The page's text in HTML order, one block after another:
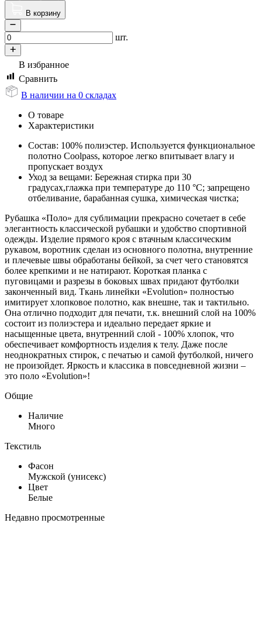
В корзину
шт.
В избранное
Сравнить
В наличии на 0 складах
О товаре
Характеристики
Состав: 100% полиэстер. Используется функциональное
полотно Coolpass, которое легко впитывает влагу и
пропускает воздух
Уход за вещами: Бережная стирка при 30
градусах,глажка при температуре до 110 °C; запрещено
отбеливание, барабанная сушка, химическая чистка;
Рубашка «Поло» для сублимации прекрасно сочетает в себе
элегантность классической рубашки и удобство спортивной
одежды. Изделие прямого кроя с втачным классическим
рукавом, воротник сделан из основного полотна, внутренние
и плечевые швы обработаны бейкой, за счет чего становятся
более крепкими и не натирают. Короткая планка с
пуговицами и разрезы в боковых швах придают футболки
законченный вид. Ткань линейки «Evolution» полностью
имитирует хлопковое полотно, как внешне, так и тактильно.
Она отлично подходит для печати, т.к. внешний слой на 100%
состоит из полиэстера и идеально передает яркие и
насыщенные цвета, внутренний слой - 100% хлопок, что
обеспечивает комфортность изделия к телу. Даже после
неоднократных стирок, с печатью и самой футболкой, ничего
не произойдет. Яркость и классика в повседневной жизни –
это поло «Evolution»!
Общие
Наличие
Много
Текстиль
Фасон
Мужской (унисекс)
Цвет
Белые
Недавно просмотренные